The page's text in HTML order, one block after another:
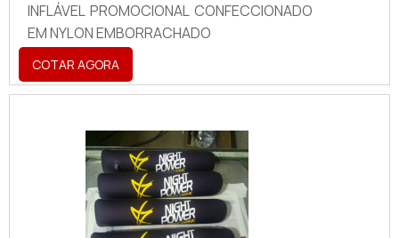
INFLÁVEL PROMOCIONAL CONFECCIONADO
EM NYLON EMBORRACHADO
COTAR AGORA